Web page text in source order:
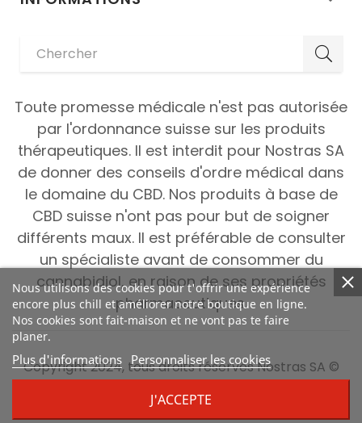
Toute promesse médicale n'est pas autorisée
par l'ordonnance suisse sur les produits
thérapeutiques. Il est interdit pour Nostras SA
de donner des conseils d'ordre médical dans
le domaine du CBD. Nos produits à base de
CBD suisse n'ont pas pour but de soigner
différents maux. Il est préférable de consulter
un spécialiste avant de consommer du
cannabidiol, en raison de ses propriétés
pharmaceutiques.
Nous utilisons des cookies pour t'offrir une expérience
encore plus chill et améliorer notre boutique en ligne.
Nos cookies sont fait-maison et ne vont pas te faire
planer.
Plus d'informations Personnaliser les cookies
J'ACCEPTE
Copyright 2024, tous droits réservés Nostras SA ©